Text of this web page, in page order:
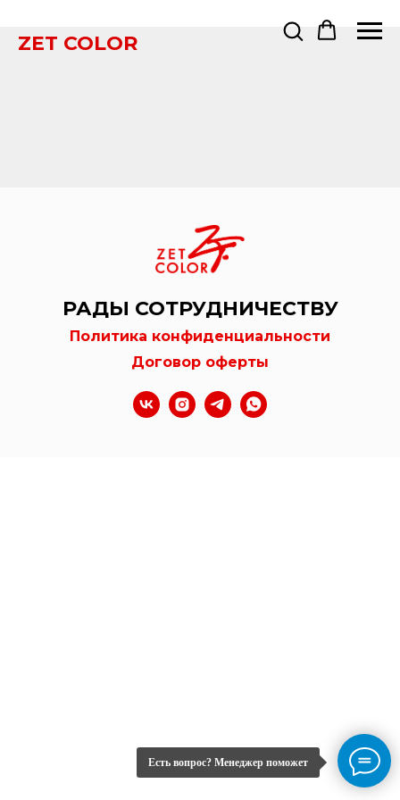
Есть вопрос? Менеджер поможет
ZET COLOR
РАДЫ СОТРУДНИЧЕСТВУ
Политика конфиденциальности
Договор оферты